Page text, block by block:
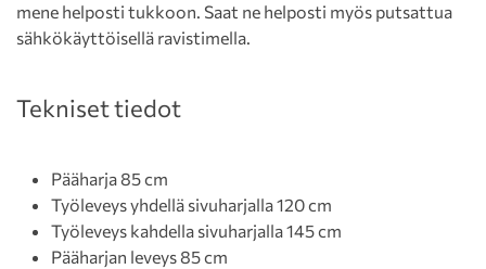
mene helposti tukkoon. Saat ne helposti myös putsattua
sähkökäyttöisellä ravistimella.
Tekniset tiedot
Pääharja 85 cm
Työleveys yhdellä sivuharjalla 120 cm
Työleveys kahdella sivuharjalla 145 cm
Pääharjan leveys 85 cm